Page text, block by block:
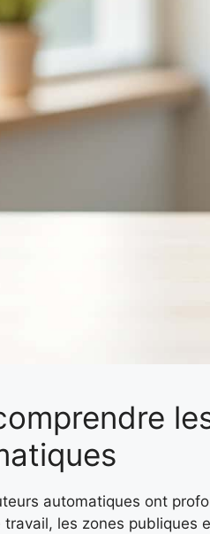
automatiques ont
travail, les zones publiques